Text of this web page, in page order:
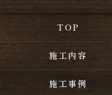
TOP
施工内容
施工事例